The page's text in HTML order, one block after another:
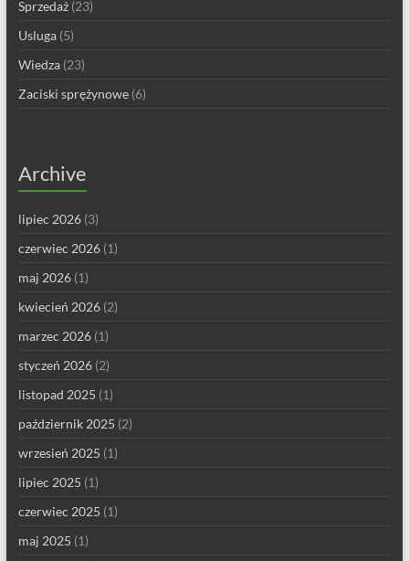
Sprzedaż(23)
Usluga(5)
Wiedza(23)
Zaciski sprężynowe(6)
Archive
lipiec 2026(3)
czerwiec 2026(1)
maj 2026(1)
kwiecień 2026(2)
marzec 2026(1)
styczeń 2026(2)
listopad 2025 (1)
październik 2025 (2)
wrzesień 2025 (1)
lipiec 2025 (1)
czerwiec 2025 (1)
maj 2025 (1)